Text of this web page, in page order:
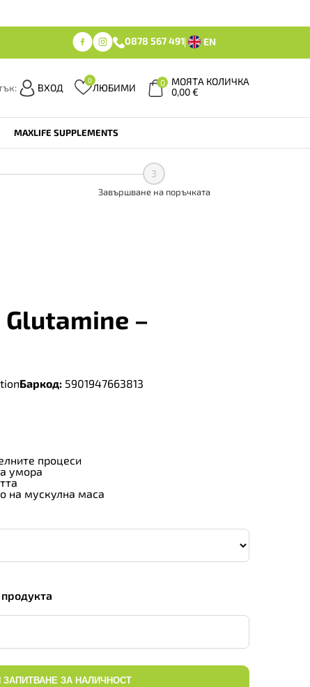
0878 567 491 EN
ВХОД
0
ЛЮБИМИ 0
МОЯТА КОЛИЧКА
0,00€
MAXLIFE SUPPLEMENTS
3
Завършване на поръчката
Glutamine –
Баркод: 5901947663813
процеси
умора
на мускулна маса
ЗАПИТВАНЕ ЗА НАЛИЧНОСТ